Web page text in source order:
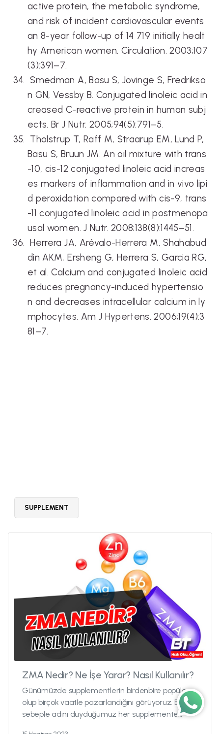
active protein, the metabolic syndrome,
and risk of incident cardiovascular events
an 8-year follow-up of 14 719 initially healt
hy American women. Circulation. 2003;107
(3):391–7.
Smedman A, Basu S, Jovinge S, Fredrikso
n GN, Vessby B. Conjugated linoleic acid in
creased C-reactive protein in human subj
ects. Br J Nutr. 2005;94(5):791–5.
Tholstrup T, Raff M, Straarup EM, Lund P,
Basu S, Bruun JM. An oil mixture with trans
-10, cis-12 conjugated linoleic acid increas
es markers of inflammation and in vivo lipi
d peroxidation compared with cis-9, trans
-11 conjugated linoleic acid in postmenopa
usal women. J Nutr. 2008;138(8):1445–51.
Herrera JA, Arévalo-Herrera M, Shahabud
din AKM, Ersheng G, Herrera S, Garcia RG,
et al. Calcium and conjugated linoleic acid
reduces pregnancy-induced hypertensio
n and decreases intracellular calcium in ly
mphocytes. Am J Hypertens. 2006;19(4):3
81–7.
SUPPLEMENT
ZMA Nedir? Ne İşe Yarar? Nasıl Kullanılır?
Günümüzde supplementlerin birdenbire popüler
olup birçok vaatle pazarlandığını görüyoruz. Bu
sebeple adını duyduğumuz her supplemente